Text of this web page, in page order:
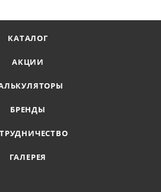
КАТАЛОГ
АКЦИИ
БРЕНДЫ
ГАЛЕРЕЯ